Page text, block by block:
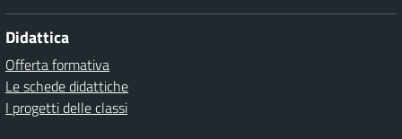
Didattica
Offerta formativa
Le schede didattiche
I progetti delle classi